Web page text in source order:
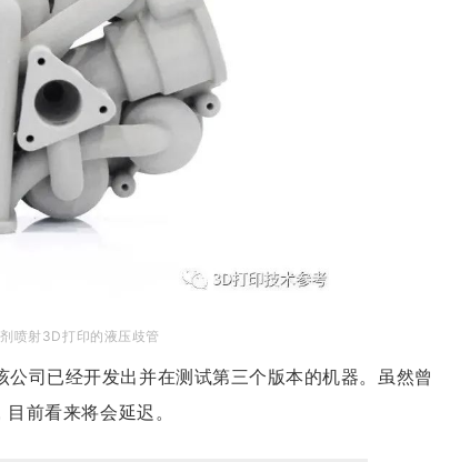
喷射3D打印的液压歧管
司已经开发出并在测试第三个版本的机器。虽然曾
前看来将会延迟。